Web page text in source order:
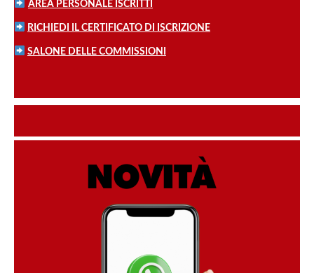
AREA PERSONALE ISCRITTI
RICHIEDI IL CERTIFICATO DI ISCRIZIONE
SALONE DELLE COMMISSIONI